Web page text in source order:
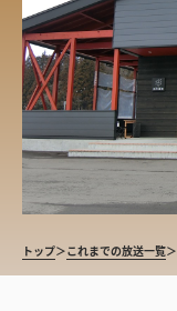
トップ＞これまでの放送一覧＞